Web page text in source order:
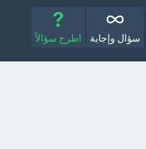
سؤال وإجابة اطرح سؤالاً